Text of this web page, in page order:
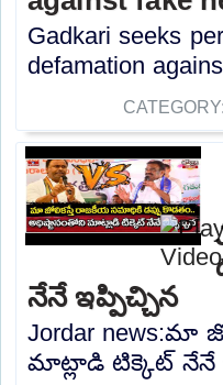
Gadkari seeks
defamation
CATEGORY:
నేనే ఇప్పిచ్చిన
Jordar news:మా
మాట్లాడి టిక్కెట్ నేనే